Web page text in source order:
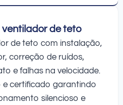
de teto
de teto com instalação,
correção de ruídos,
e falhas na velocidade.
certificado garantindo
silencioso e